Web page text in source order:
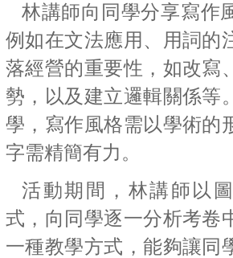
林講師向同學分享寫作
例如在文法應用、用詞的
落經營的重要性，如改寫
勢，以及建立邏輯關係等
學，寫作風格需以學術的
字需精簡有力。
活動期間，林講師以
式，向同學逐一分析考卷
一種教學方式，能夠讓同